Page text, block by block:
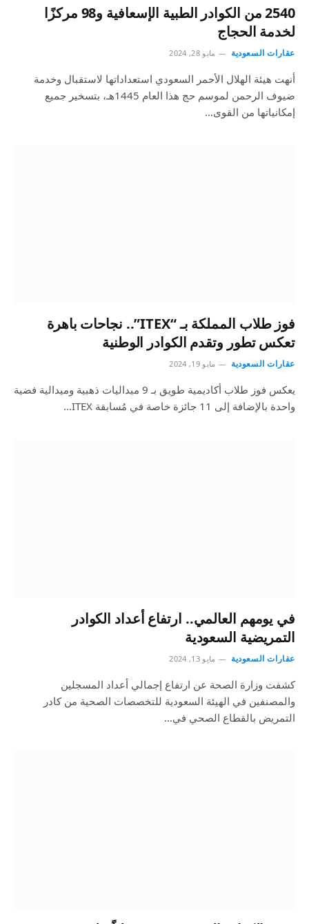
2540 من الكوادر الطبية الإسعافية و98 مركزًا
لخدمة الحجاج
عقارات السعودية مايو 28, 2024
أنهت هيئة الهلال الأحمر السعودي استعداداتها لاستقبال وخدمة
ضيوف الرحمن لموسم حج هذا العام 1445هـ، بتسخير جميع
إمكانياتها من القوى…
فوز طلاب المملكة بـ “ITEX”.. نجاحات باهرة
تعكس تطور وتقدم الكوادر الوطنية
عقارات السعودية مايو 19, 2024
يعكس فوز طلاب أكاديمية طويق بـ 9 ميداليات ذهبية وميدالية فضية
واحدة بالإضافة إلى 11 جائزة خاصة في مُسابقة ITEX…
في يومهم العالمي.. ارتفاع أعداد الكوادر
التمريضية السعودية
عقارات السعودية مايو 13, 2024
كشفت وزارة الصحة عن ارتفاع إجمالي أعداد المسجلين
والمصنفين في الهيئة السعودية للتخصصات الصحية من كادر
التمريض بالقطاع الصحي في…